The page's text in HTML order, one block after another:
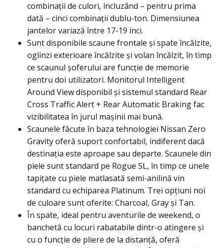
combinații de culori, incluzând – pentru prima
dată – cinci combinații dublu-ton. Dimensiunea
jantelor variază între 17-19 inci.
Sunt disponibile scaune frontale și spate încălzite,
oglinzi exterioare încălzite și volan încălzit, în timp
ce scaunul şoferului are funcţie de memorie
pentru doi utilizatori. Monitorul Intelligent
Around View disponibil și sistemul standard Rear
Cross Traffic Alert + Rear Automatic Braking fac
vizibilitatea în jurul maşinii mai bună.
Scaunele făcute în baza tehnologiei Nissan Zero
Gravity oferă suport confortabil, indiferent dacă
destinația este aproape sau departe. Scaunele din
piele sunt standard pe Rogue SL, în timp ce unele
tapiţate cu piele matlasată semi-anilină vin
standard cu echiparea Platinum. Trei opţiuni noi
de culoare sunt oferite: Charcoal, Gray şi Tan.
În spate, ideal pentru aventurile de weekend, o
banchetă cu locuri rabatabile dintr-o atingere şi
cu o funcție de pliere de la distanță, oferă